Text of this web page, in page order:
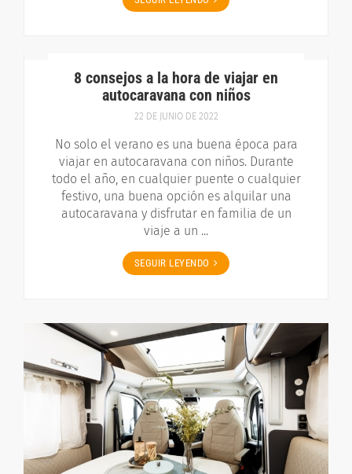
8 consejos a la hora de viajar en
autocaravana con niños
22 DE JUNIO DE 2022
No solo el verano es una buena época para
viajar en autocaravana con niños. Durante
todo el año, en cualquier puente o cualquier
festivo, una buena opción es alquilar una
autocaravana y disfrutar en familia de un
viaje a un ...
SEGUIR LEYENDO